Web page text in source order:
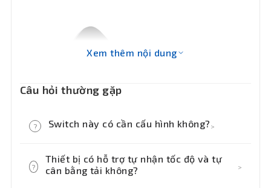
Xem thêm nội dung
Câu hỏi thường gặp
? Switch này có cần cấu hình không? >
?
Thiết bị có hỗ trợ tự nhận tốc độ và tự
cân bằng tải không?
>